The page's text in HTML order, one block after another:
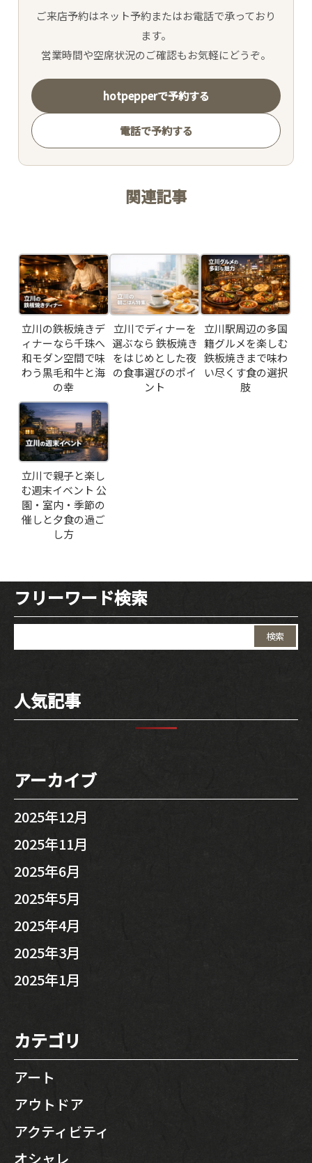
ご来店予約はネット予約またはお電話で承っており
ます。
営業時間や空席状況のご確認もお気軽にどうぞ。
hotpepperで予約する
電話で予約する
関連記事
立川の鉄板焼きデ
ィナーなら千珠へ
和モダン空間で味
わう黒毛和牛と海
の幸
立川でディナーを
選ぶなら 鉄板焼き
をはじめとした夜
の食事選びのポイ
ント
立川駅周辺の多国
籍グルメを楽しむ
鉄板焼きまで味わ
い尽くす食の選択
肢
立川で親子と楽し
む週末イベント 公
園・室内・季節の
催しと夕食の過ご
し方
フリーワード検索
人気記事
アーカイブ
2025年12月
2025年11月
2025年6月
2025年5月
2025年4月
2025年3月
2025年1月
カテゴリ
アート
アウトドア
アクティビティ
オシャレ